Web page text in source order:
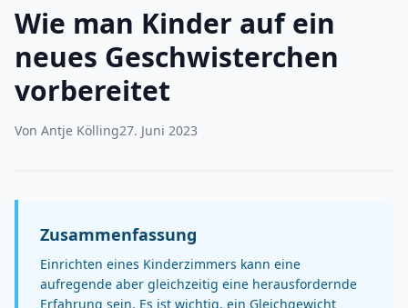
Wie man Kinder auf ein
neues Geschwisterchen
vorbereitet
Von Antje Kölling27. Juni 2023
Zusammenfassung
Einrichten eines Kinderzimmers kann eine
aufregende aber gleichzeitig eine herausfordernde
Erfahrung sein. Es ist wichtig, ein Gleichgewicht